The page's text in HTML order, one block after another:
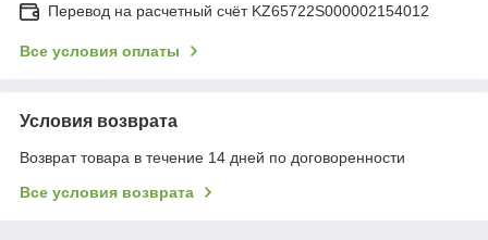
Перевод на расчетный счёт KZ65722S000002154012
Все условия оплаты
Условия возврата
Возврат товара в течение 14 дней по договоренности
Все условия возврата